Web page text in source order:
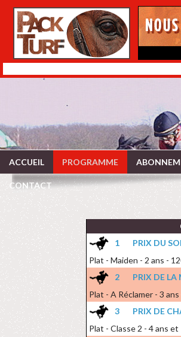
ACCUEIL PROGRAMME
CONTACT
1
PRIX DU
Plat - Maiden - 2 ans -
2
PRIX DE LA
Plat - A Réclamer - 3
3
PRIX DE
Plat - Classe 2 - 4 ans